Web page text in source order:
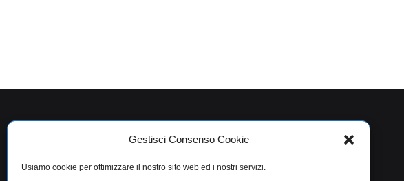
Gestisci Consenso Cookie
Usiamo cookie per ottimizzare il nostro sito web ed i nostri servizi.
RAJOLA S.p.A.
Emailrajola@rajola.it
Torre del Greco – Legal
Viale dei Pini, 3